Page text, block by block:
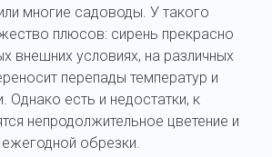
многие садоводы. У такого
плюсов: сирень прекрасно
внешних условиях, на различных
перепады температур и
Однако есть и недостатки, к
непродолжительное цветение и
обрезки.